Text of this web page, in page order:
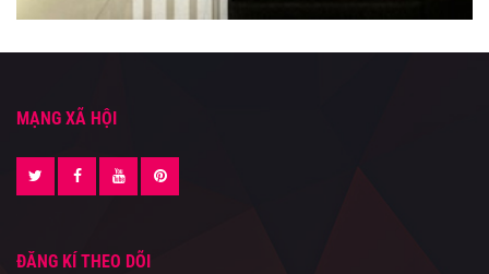
MẠNG XÃ HỘI
ĐĂNG KÍ THEO DÕI